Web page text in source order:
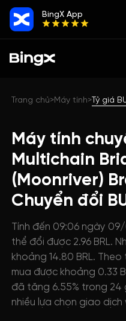
BingX App
Trang chủ>Máy tính>Tỷ giá
Máy tính
Multichain
(Moonriver)
Chuyển đổi
Tính đến 09:06 ngày
thể đổi được 2.96 BRL.
khoảng 14.80 BRL.
mua được khoảng 0.33
đã tăng 6.55% trong 24
nhiều lựa chọn giao dịch